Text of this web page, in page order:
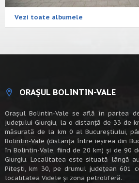
Vezi toate albumele
ORAȘUL BOLINTIN-VALE
Oraşul Bolintin-Vale se află în partea
judeţului Giurgiu, la o distanţă de 33 de
măsurată de la km 0 al Bucureștiului,
Bolintin-Vale (distanța între ieșirea din
în Bolintin-Vale, fiind de 20 km) şi de 90
Giurgiu. Localitatea este situată lângă
Piteşti, km 30, pe drumul judeţean 601
localitatea Videle şi zona petroliferă.